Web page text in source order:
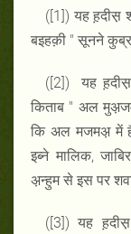
([1]) यह ह़दीस़
बइहक़ी " सूनने
([2]) यह ह़दीस़
किताब " अल
कि अल मजमअ़ में
इब्ने मालिक,
अ़न्हुम से इस पर
([3]) यह